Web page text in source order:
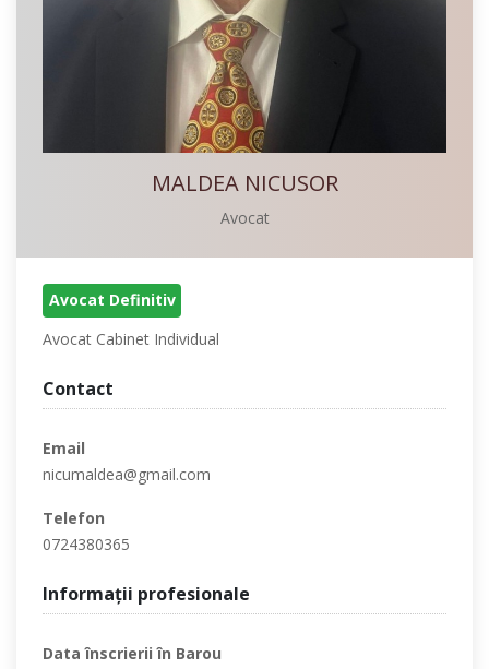
MALDEA NICUSOR
Avocat
Avocat Definitiv
Avocat Cabinet Individual
Contact
Email
nicumaldea@gmail.com
Telefon
0724380365
Informaţii profesionale
Data înscrierii în Barou